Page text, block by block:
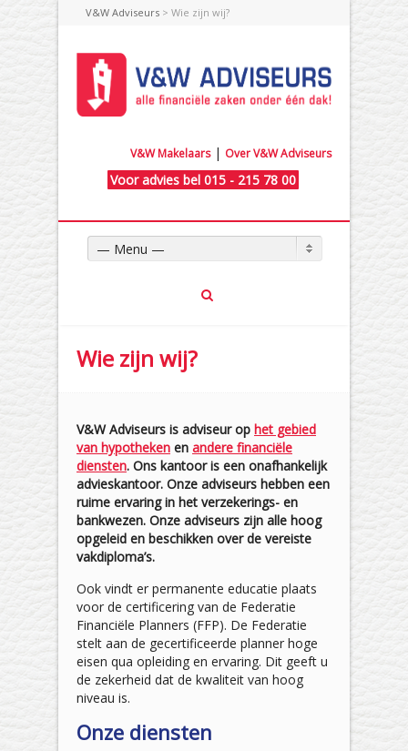
V&W Adviseurs > Wie zijn wij?
V&W Makelaars| Over V&W Adviseurs
Voor advies bel 015 - 215 78 00
— Menu —
Wie zijn wij?
V&W Adviseurs is adviseur op het gebied
van hypotheken en andere financiële
diensten. Ons kantoor is een onafhankelijk
advieskantoor. Onze adviseurs hebben een
ruime ervaring in het verzekerings- en
bankwezen. Onze adviseurs zijn alle hoog
opgeleid en beschikken over de vereiste
vakdiploma’s.
Ook vindt er permanente educatie plaats
voor de certificering van de Federatie
Financiële Planners (FFP). De Federatie
stelt aan de gecertificeerde planner hoge
eisen qua opleiding en ervaring. Dit geeft u
de zekerheid dat de kwaliteit van hoog
niveau is.
Onze diensten